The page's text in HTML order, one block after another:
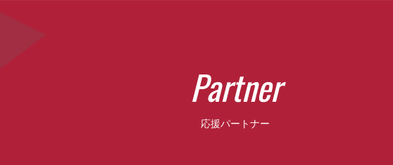
Partner
応援パートナー